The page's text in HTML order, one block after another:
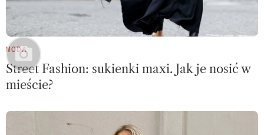
MODA
Street Fashion: sukienki maxi. Jak je nosić w
mieście?